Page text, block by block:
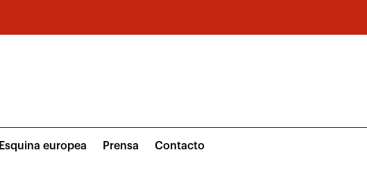
Esquina europea Prensa Contacto